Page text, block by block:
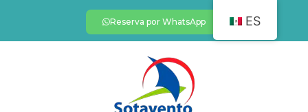
Reserva por WhatsApp ES